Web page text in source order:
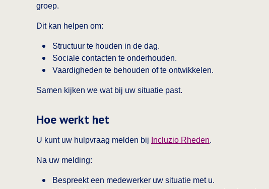
groep.
Dit kan helpen om:
Structuur te houden in de dag.
Sociale contacten te onderhouden.
Vaardigheden te behouden of te ontwikkelen.
Samen kijken we wat bij uw situatie past.
Hoe werkt het
U kunt uw hulpvraag melden bij Incluzio Rheden.
Na uw melding:
Bespreekt een medewerker uw situatie met u.